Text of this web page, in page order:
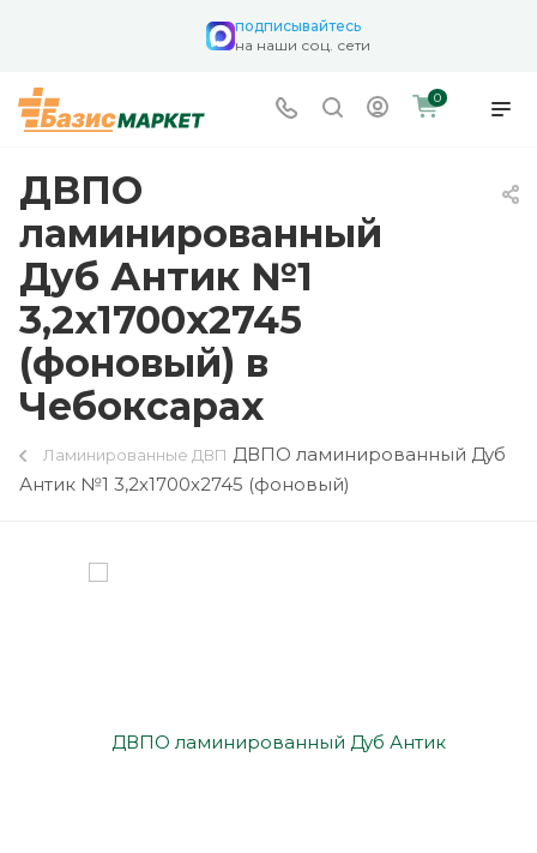
подписывайтесь
на наши соц. сети
0
ДВПО
ламинированный
Дуб Антик №1
3,2х1700х2745
(фоновый) в
Чебоксарах
Ламинированные ДВП ДВПО ламинированный Дуб
Антик №1 3,2х1700х2745 (фоновый)